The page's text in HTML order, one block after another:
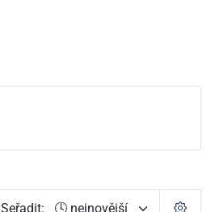
Seřadit: